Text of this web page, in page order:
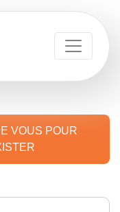
VOUS POUR